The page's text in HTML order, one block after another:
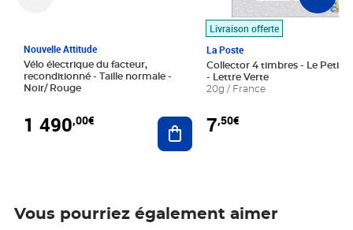
Nouvelle Attitude
Vélo électrique du facteur,
reconditionné - Taille normale -
Noir/ Rouge
1 490,00€ Ajouter au panier
Livraison offerte
La Poste
Collector 4 timbres - Le Petit
- Lettre Verte
20g / France
7,50€
Vous pourriez également aimer